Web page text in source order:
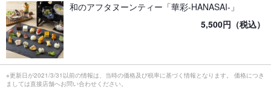
和のアフタヌーンティー「華彩-HANASAI-」
5,500円（税込）
※更新日が2021/3/31以前の情報は、当時の価格及び税率に基づく情報となります。 価格につき
ましては直接店舗へお問い合わせください。